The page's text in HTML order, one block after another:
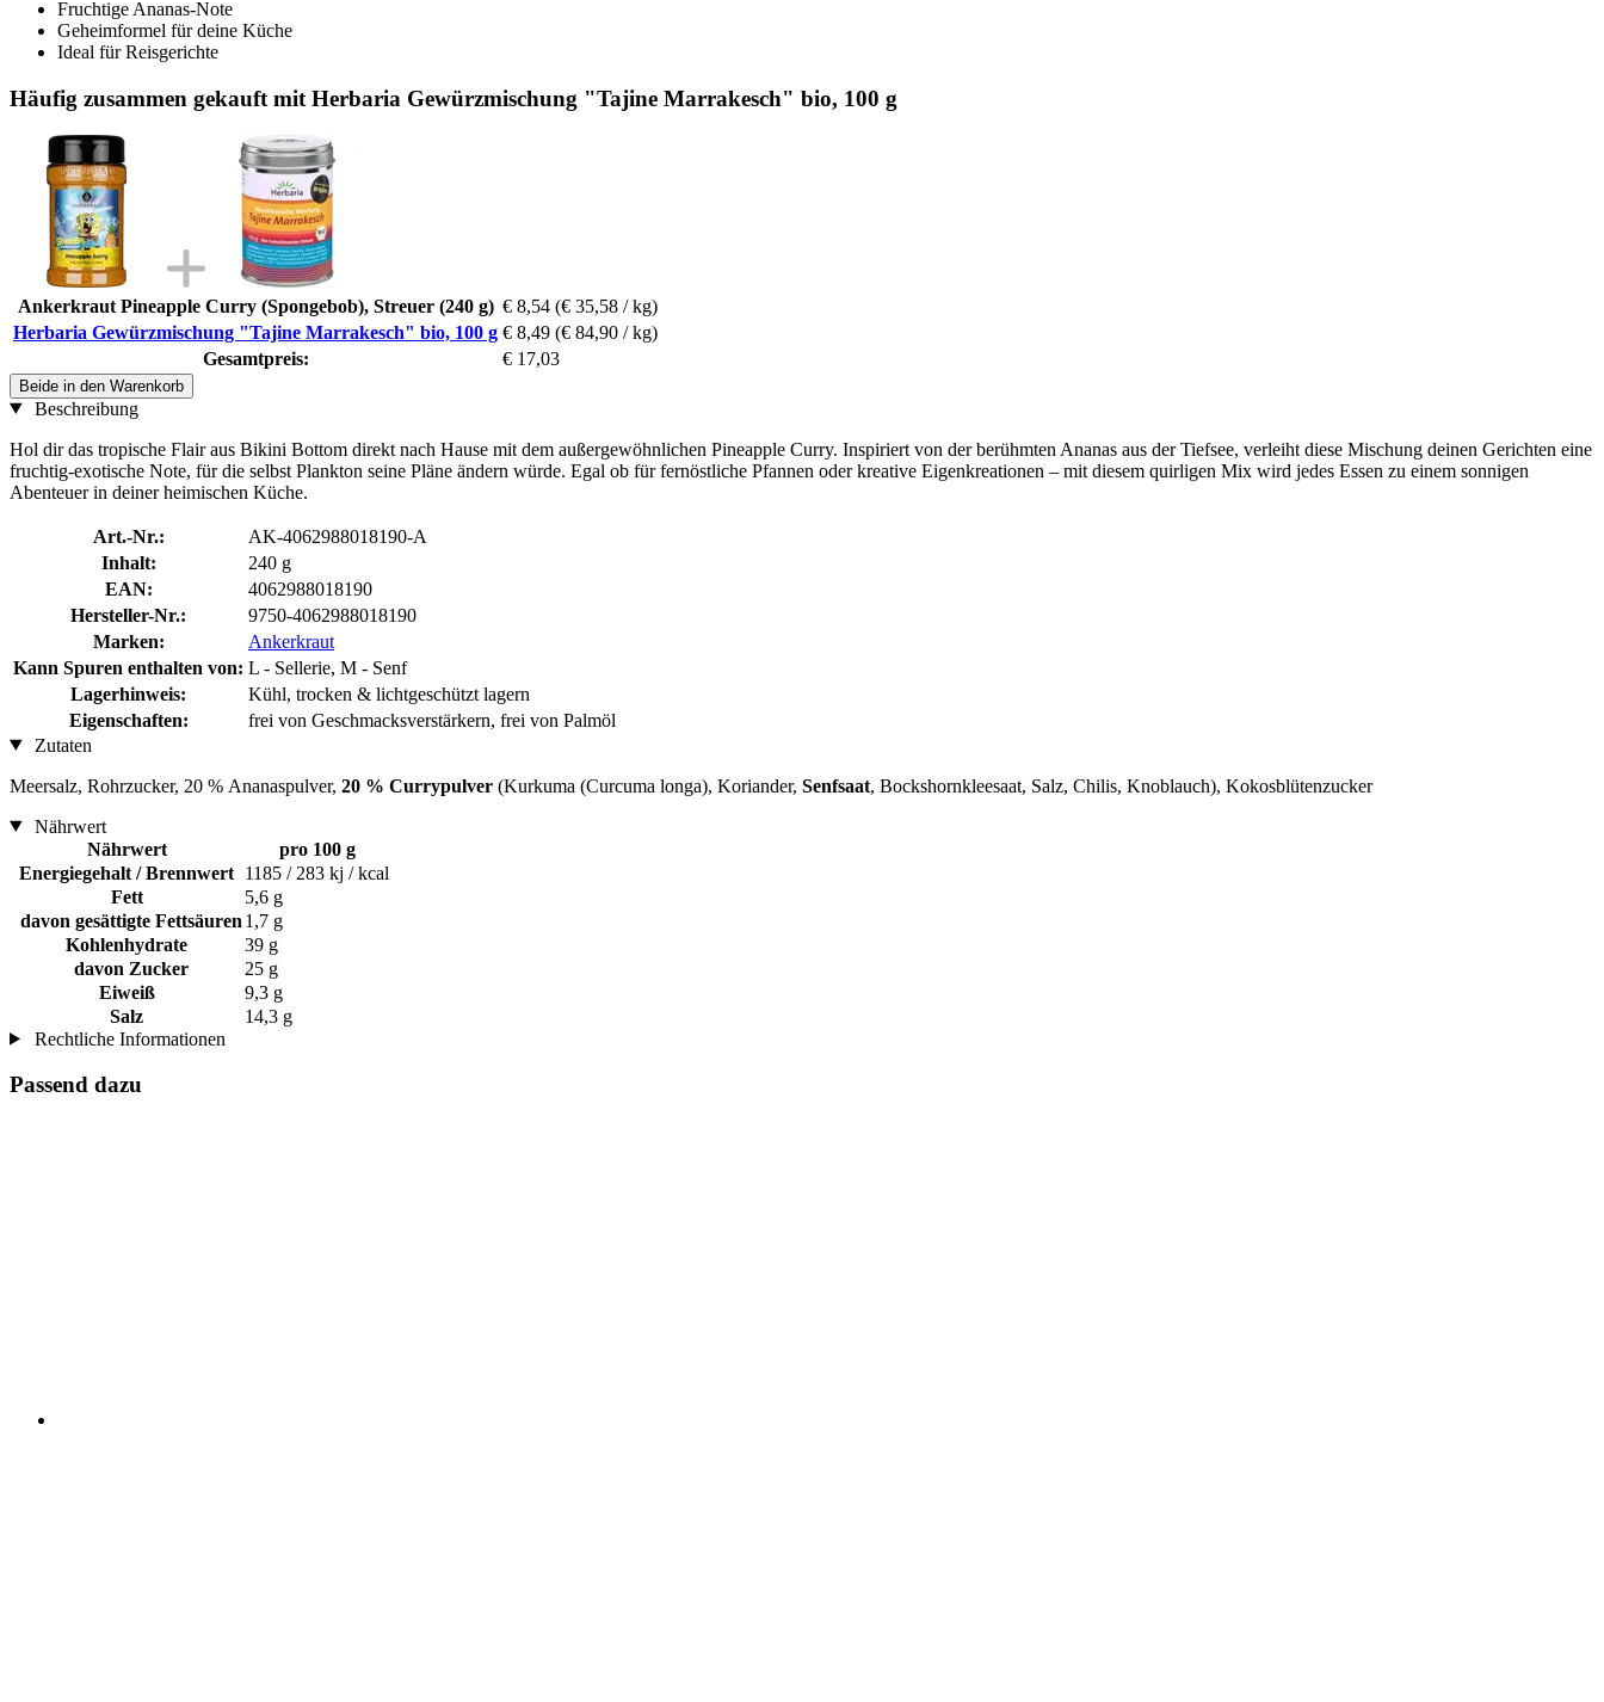
Fruchtige Ananas-Note
Geheimformel für deine Küche
Ideal für Reisgerichte
Häufig zusammen gekauft mit Herbaria Gewürzmischung "Tajine Marrakesch" bio, 100 g
Ankerkraut Pineapple Curry (Spongebob), Streuer (240 g) € 8,54 (€ 35,58 / kg)
Herbaria Gewürzmischung "Tajine Marrakesch" bio, 100 g € 8,49 (€ 84,90 / kg)
Gesamtpreis:
€ 17,03
Beide in den Warenkorb
Beschreibung
Hol dir das tropische Flair aus Bikini Bottom direkt nach Hause mit dem außergewöhnlichen Pineapple Curry. Inspiriert von der berühmten Ananas aus der Tiefsee, verleiht diese Mischung deinen Gerichten eine
fruchtig-exotische Note, für die selbst Plankton seine Pläne ändern würde. Egal ob für fernöstliche Pfannen oder kreative Eigenkreationen – mit diesem quirligen Mix wird jedes Essen zu einem sonnigen
Abenteuer in deiner heimischen Küche.
Art.-Nr.:
AK-4062988018190-A
Inhalt:
240 g
EAN:
4062988018190
Hersteller-Nr.:
9750-4062988018190
Marken:
Ankerkraut
Kann Spuren enthalten von: L - Sellerie, M - Senf
Lagerhinweis:
Kühl, trocken & lichtgeschützt lagern
Eigenschaften:
frei von Geschmacksverstärkern, frei von Palmöl
Zutaten
Meersalz, Rohrzucker, 20 % Ananaspulver, 20 % Currypulver (Kurkuma (Curcuma longa), Koriander, Senfsaat, Bockshornkleesaat, Salz, Chilis, Knoblauch), Kokosblütenzucker
Nährwert
Nährwert
pro 100 g
Energiegehalt / Brennwert 1185 / 283 kj / kcal
Fett
5,6 g
davon gesättigte Fettsäuren 1,7 g
Kohlenhydrate
39 g
davon Zucker
25 g
Eiweiß
9,3 g
Salz
14,3 g
Rechtliche Informationen
Passend dazu